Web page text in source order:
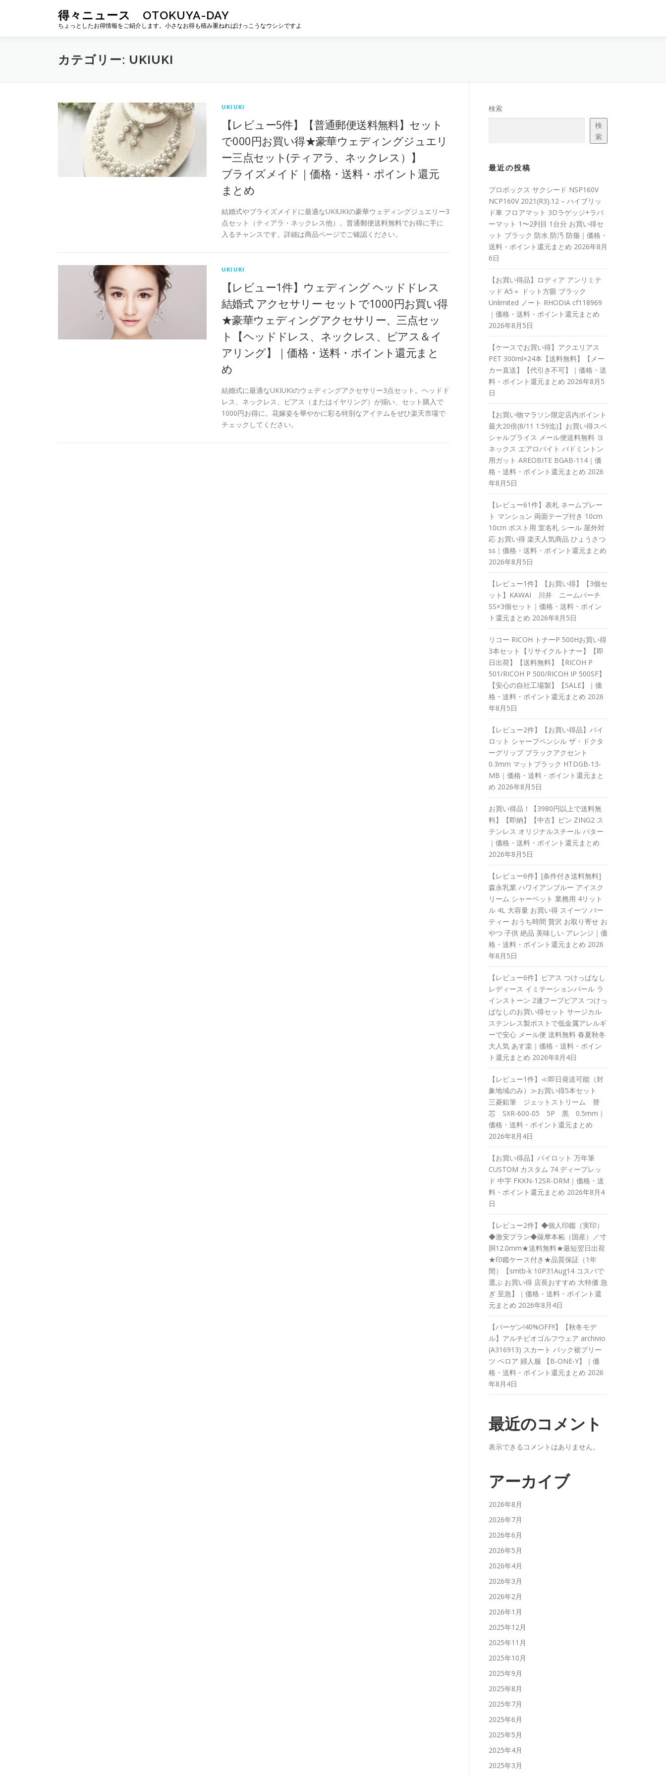
ン
得々ニュース OTOKUYA-DAY
ちょっとしたお得情報をご紹介します。小さなお得も積み重ねればけっこうなウシシですよ
カテゴリー: UKIUKI
UKIUKI
【レビュー5件】【普通郵便送料無料】セット
で000円お買い得★豪華ウェディングジュエリ
ー三点セット(ティアラ、ネックレス）】
ブライズメイド｜価格・送料・ポイント還元
まとめ
結婚式やブライズメイドに最適なUKIUKIの豪華ウェディングジュエリー3
点セット（ティアラ・ネックレス他）。普通郵便送料無料でお得に手に
入るチャンスです。詳細は商品ページでご確認ください。
UKIUKI
【レビュー1件】ウェディング ヘッドドレス
結婚式 アクセサリー セットで1000円お買い得
★豪華ウェディングアクセサリー、三点セッ
ト【ヘッドドレス、ネックレス、ピアス＆イ
アリング】｜価格・送料・ポイント還元まと
め
結婚式に最適なUKIUKIのウェディングアクセサリー3点セット。ヘッドド
レス、ネックレス、ピアス（またはイヤリング）が揃い、セット購入で
1000円お得に。花嫁姿を華やかに彩る特別なアイテムをぜひ楽天市場で
チェックしてください。
検索
検
索
最近の投稿
プロボックス サクシード NSP160V
NCP160V 2021(R3).12 – ハイブリッ
ド車 フロアマット 3Dラゲッジ+ラバ
ーマット 1〜2列目 1台分 お買い得セ
ット ブラック 防水 防汚 防傷｜価格・
送料・ポイント還元まとめ 2026年8月
6日
【お買い得品】ロディア アンリミテ
ッド A5＋ ドット方眼 ブラック
Unlimited ノート RHODIA cf118969
｜価格・送料・ポイント還元まとめ
2026年8月5日
【ケースでお買い得】アクエリアス
PET 300ml×24本【送料無料】【メー
カー直送】【代引き不可】｜価格・送
料・ポイント還元まとめ 2026年8月5
日
【お買い物マラソン限定店内ポイント
最大20倍(8/11 1:59迄)】お買い得スペ
シャルプライス メール便送料無料 ヨ
ネックス エアロバイト バドミントン
用ガット AREOBITE BGAB-114｜価
格・送料・ポイント還元まとめ 2026
年8月5日
【レビュー61件】表札 ネームプレー
ト マンション 両面テープ付き 10cm
10cm ポスト用 室名札 シール 屋外対
応 お買い得 楽天人気商品 ひょうさつ
ss｜価格・送料・ポイント還元まとめ
2026年8月5日
【レビュー1件】【お買い得】【3個セ
ット】KAWAI 川井 ニームパーチ
SS×3個セット｜価格・送料・ポイン
ト還元まとめ 2026年8月5日
リコー RICOH トナーP 500Hお買い得
3本セット【リサイクルトナー】【即
日出荷】【送料無料】【RICOH P
501/RICOH P 500/RICOH IP 500SF】
【安心の自社工場製】【SALE】｜価
格・送料・ポイント還元まとめ 2026
年8月5日
【レビュー2件】【お買い得品】パイ
ロット シャープペンシル ザ・ドクタ
ーグリップ ブラックアクセント
0.3mm マットブラック HTDGB-13-
MB｜価格・送料・ポイント還元まと
め 2026年8月5日
お買い得品！【3980円以上で送料無
料】【即納】【中古】ピン ZING2 ス
テンレス オリジナルスチール パター
｜価格・送料・ポイント還元まとめ
2026年8月5日
【レビュー6件】[条件付き送料無料]
森永乳業 ハワイアンブルー アイスク
リーム シャーベット 業務用 4リット
ル 4L 大容量 お買い得 スイーツ パー
ティー おうち時間 贅沢 お取り寄せ お
やつ 子供 絶品 美味しい アレンジ｜価
格・送料・ポイント還元まとめ 2026
年8月5日
【レビュー6件】ピアス つけっぱなし
レディース イミテーションパール ラ
インストーン 2連フープピアス つけっ
ぱなしのお買い得セット サージカル
ステンレス製ポストで低金属アレルギ
ーで安心 メール便 送料無料 春夏秋冬
大人気 あす楽｜価格・送料・ポイン
ト還元まとめ 2026年8月4日
【レビュー1件】≪即日発送可能（対
象地域のみ）≫お買い得5本セット
三菱鉛筆 ジェットストリーム 替
芯 SXR-600-05 5P 黒 0.5mm｜
価格・送料・ポイント還元まとめ
2026年8月4日
【お買い得品】パイロット 万年筆
CUSTOM カスタム 74 ディープレッ
ド 中字 FKKN-12SR-DRM｜価格・送
料・ポイント還元まとめ 2026年8月4
日
【レビュー2件】◆個人印鑑（実印）
◆激安プラン◆薩摩本柘（国産）／寸
胴12.0mm★送料無料★最短翌日出荷
★印鑑ケース付き★品質保証（1年
間）【smtb-k 10P31Aug14 コスパで
選ぶ お買い得 店長おすすめ 大特価 急
ぎ 至急】｜価格・送料・ポイント還
元まとめ 2026年8月4日
【バーゲン!40%OFF!!】【秋冬モデ
ル】アルチビオゴルフウェア archivio
(A316913) スカート バック裾プリー
ツ ベロア 婦人服 【B-ONE-Y】｜価
格・送料・ポイント還元まとめ 2026
年8月4日
最近のコメント
表示できるコメントはありません。
アーカイブ
2026年8月
2026年7月
2026年6月
2026年5月
2026年4月
2026年3月
2026年2月
2026年1月
2025年12月
2025年11月
2025年10月
2025年9月
2025年8月
2025年7月
2025年6月
2025年5月
2025年4月
2025年3月